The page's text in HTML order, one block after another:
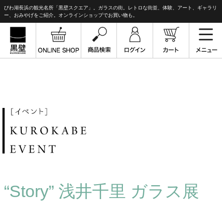
びわ湖長浜の観光名所「黒壁スクエア」。ガラスの街。レトロな街並、体験、アート、ギャラリ
ー、おみやげをご紹介。オンラインショップでお買い物も。
“Story” 浅井千里 ガラス展